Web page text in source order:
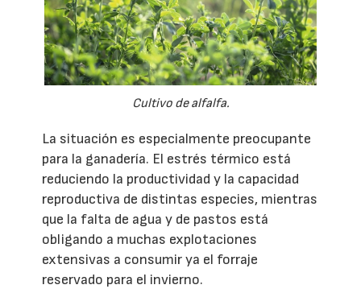
Cultivo de alfalfa.
La situación es especialmente preocupante
para la ganadería. El estrés térmico está
reduciendo la productividad y la capacidad
reproductiva de distintas especies, mientras
que la falta de agua y de pastos está
obligando a muchas explotaciones
extensivas a consumir ya el forraje
reservado para el invierno.